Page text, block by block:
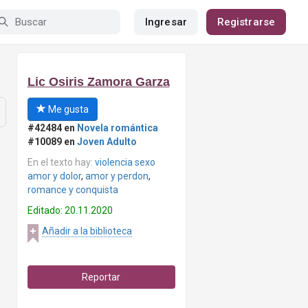
Ingresar Registrarse
Lic Osiris Zamora Garza
Me gusta
#42484 en Novela romántica
#10089 en Joven Adulto
En el texto hay: violencia sexo
amor y dolor, amor y perdon,
romance y conquista
Editado: 20.11.2020
Añadir a la biblioteca
Reportar